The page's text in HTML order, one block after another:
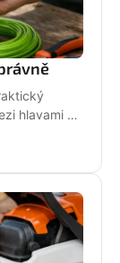
hlavami a